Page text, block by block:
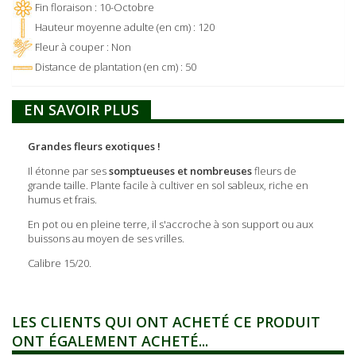
Fin floraison : 10-Octobre
Hauteur moyenne adulte (en cm) : 120
Fleur à couper : Non
Distance de plantation (en cm) : 50
EN SAVOIR PLUS
Grandes fleurs exotiques !
Il étonne par sessomptueuses et nombreusesfleurs de
grande taille. Plante facile à cultiver en sol sableux, riche en
humus et frais.
En pot ou en pleine terre, il s'accroche à son support ou aux
buissons au moyen de ses vrilles.
Calibre 15/20.
LES CLIENTS QUI ONT ACHETÉ CE PRODUIT
ONT ÉGALEMENT ACHETÉ...